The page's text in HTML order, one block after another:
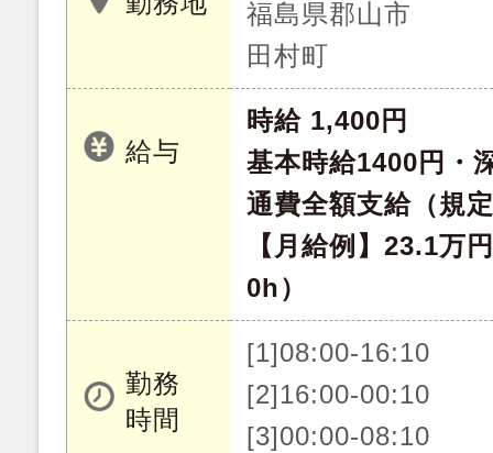
福島県郡山市
田村町
給与
時給 1,400円
基本時給1400円・
通費全額支給（規
【月給例】23.1万
0h）
勤務
時間
[1]08:00-16:10
[2]16:00-00:10
[3]00:00-08:10